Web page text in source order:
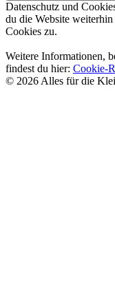
Datenschutz und
du die Website
Cookies zu.
Weitere Informationen,
findest du hier: Cookie-
© 2026 Alles für die